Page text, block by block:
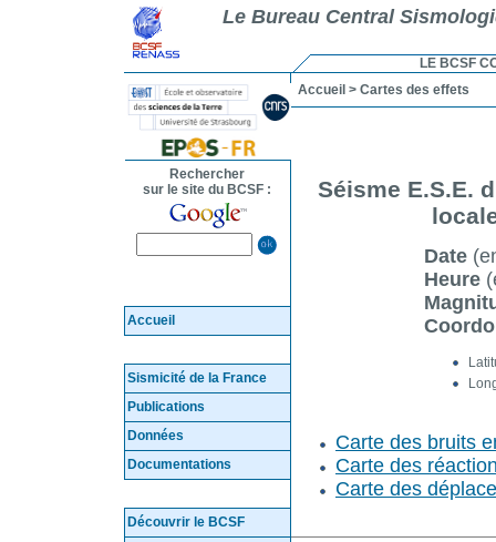
Accueil
Sismicité de la France
Publications
Données
Documentations
Découvrir le BCSF
Accueil > Cartes des effets
Séisme E.S.E.
Date
Heure
Carte des bruits
Carte des
Carte des
LE BCSF
Le Bureau Central
Rechercher
sur le site du BCSF :